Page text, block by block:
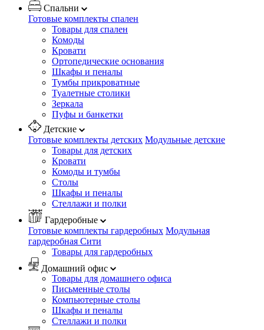
Спальни
Готовые комплекты спален
Товары для спален
Комоды
Кровати
Ортопедические основания
Шкафы и пеналы
Тумбы прикроватные
Туалетные столики
Зеркала
Пуфы и банкетки
Детские
Готовые комплекты детских Модульные детские
Товары для детских
Кровати
Комоды и тумбы
Столы
Шкафы и пеналы
Стеллажи и полки
Гардеробные
Готовые комплекты гардеробных Модульная
гардеробная Сити
Товары для гардеробных
Домашний офис
Товары для домашнего офиса
Письменные столы
Компьютерные столы
Шкафы и пеналы
Стеллажи и полки